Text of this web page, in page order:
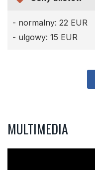
- normalny: 22 EUR
- ulgowy: 15 EUR
MULTIMEDIA